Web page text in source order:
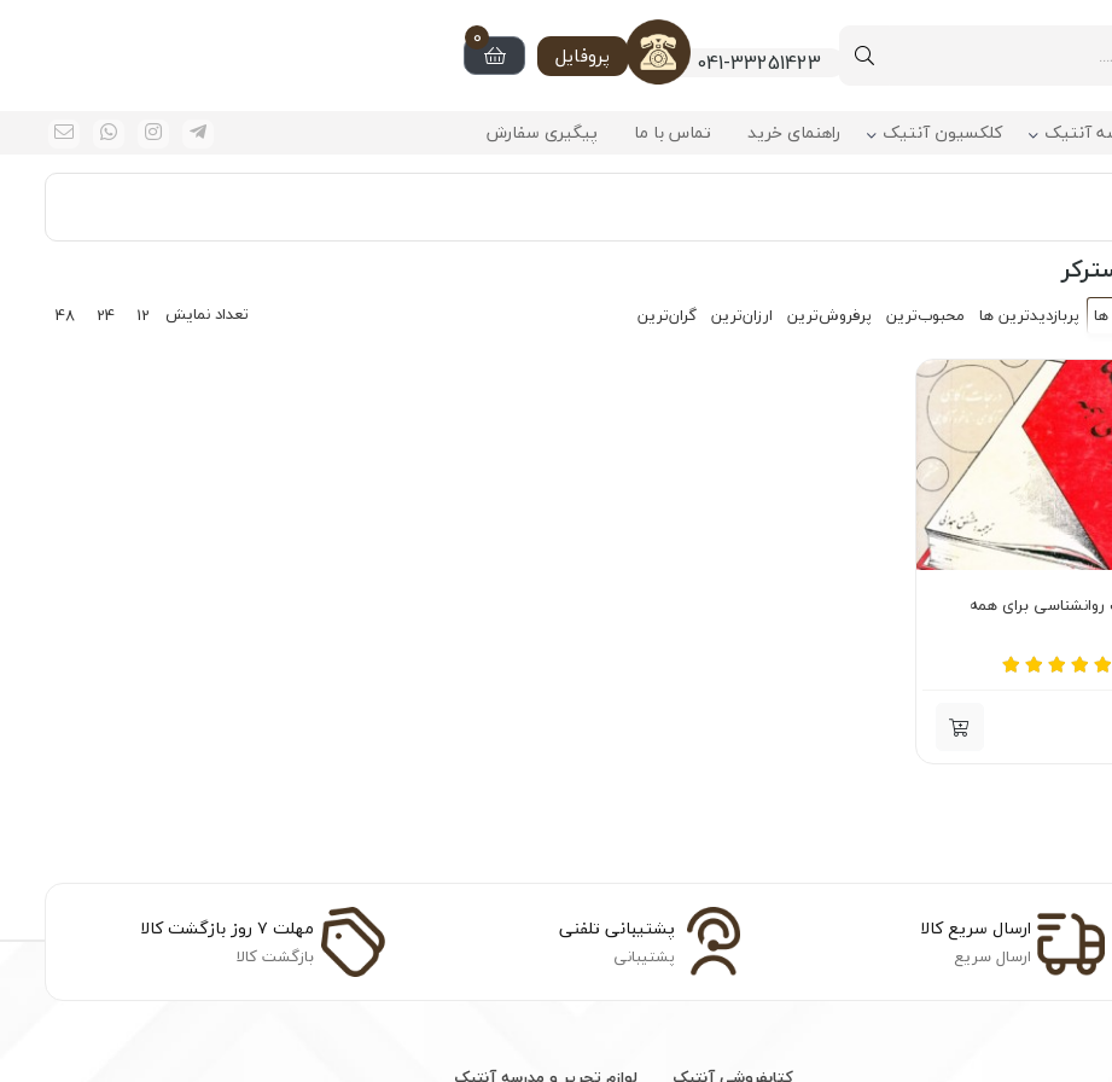
041-33251423 پروفایل
0
آنتیک کلکسیون آنتیک راهنمای خرید تماس با ما پیگیری سفارش
پربازدیدترین ها محبوب‌‌ترین پرفروش‌ترین ارزان‌ترین گران‌ترین تعداد نمایش 12
24
48
برای همه
ارسال سریع کالا
ارسال سریع
پشتیبانی تلفنی
پشتیبانی
مهلت ۷ روز بازگشت کالا
بازگشت کالا